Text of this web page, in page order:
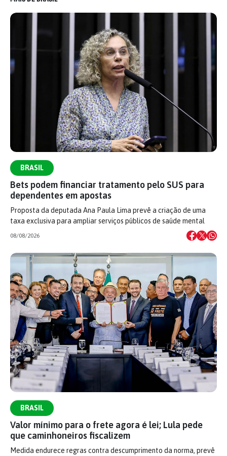
BRASIL
Bets podem financiar tratamento pelo SUS para
dependentes em apostas
Proposta da deputada Ana Paula Lima prevê a criação de uma
taxa exclusiva para ampliar serviços públicos de saúde mental
08/08/2026
BRASIL
Valor mínimo para o frete agora é lei; Lula pede
que caminhoneiros fiscalizem
Medida endurece regras contra descumprimento da norma, prevê